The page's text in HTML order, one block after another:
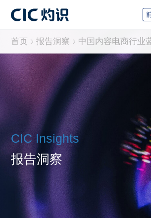
CIC Insights
报告洞察
首页 报告洞察 中国内容电商行业